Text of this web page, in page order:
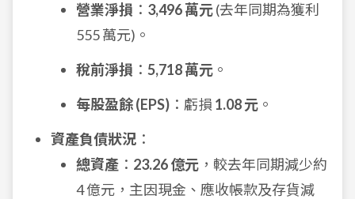
營業淨損 ： 3,496 萬元(去年同期為獲利
555 萬元)。
稅前淨損 ： 5,718 萬元 。
每股盈餘 (EPS) ：虧損 1.08 元 。
資產負債狀況 ：
總資產 ： 23.26 億元 ，較去年同期減少約
4 億元，主因現金、應收帳款及存貨減